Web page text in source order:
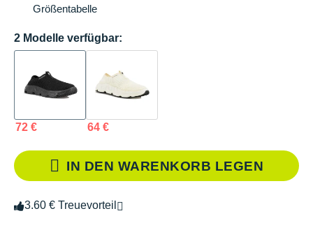
Größentabelle
2 Modelle verfügbar:
72 € 64 €
IN DEN WARENKORB LEGEN
3.60 € Treuevorteil